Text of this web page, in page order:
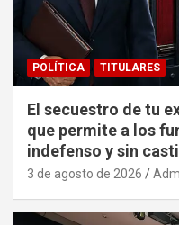
POLÍTICA TITULARES
El secuestro de tu
que permite a los
indefenso y sin
3 de agosto de 2026 Adm